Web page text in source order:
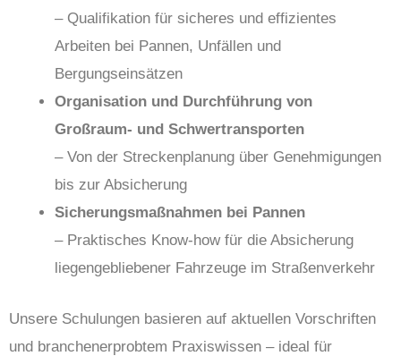
– Qualifikation für sicheres und effizientes
Arbeiten bei Pannen, Unfällen und
Bergungseinsätzen
Organisation und Durchführung von
Großraum- und Schwertransporten
– Von der Streckenplanung über Genehmigungen
bis zur Absicherung
Sicherungsmaßnahmen bei Pannen
– Praktisches Know-how für die Absicherung
liegengebliebener Fahrzeuge im Straßenverkehr
Unsere Schulungen basieren auf aktuellen Vorschriften
und branchenerprobtem Praxiswissen – ideal für